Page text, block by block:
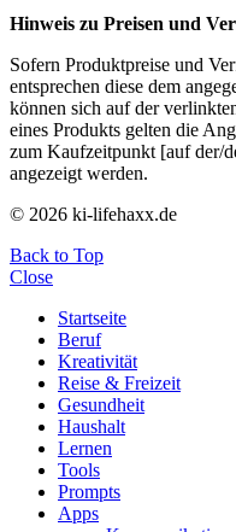
Hinweis zu Preisen und
Sofern Produktpreise und
entsprechen diese dem
können sich auf der
eines Produkts gelten die
zum Kaufzeitpunkt [auf der/
angezeigt werden.
© 2026 ki-lifehaxx.de
Back to Top
Close
Startseite
Beruf
Kreativität
Reise & Freizeit
Gesundheit
Haushalt
Lernen
Tools
Prompts
Apps